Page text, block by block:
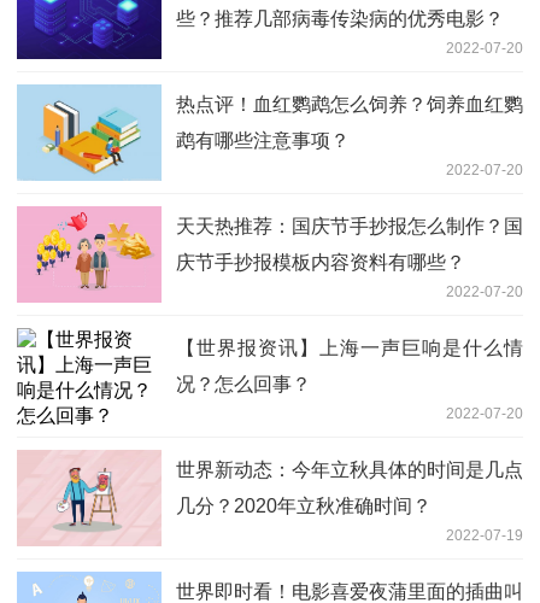
些？推荐几部病毒传染病的优秀电影？
2022-07-20
热点评！血红鹦鹉怎么饲养？饲养血红鹦
鹉有哪些注意事项？
2022-07-20
天天热推荐：国庆节手抄报怎么制作？国
庆节手抄报模板内容资料有哪些？
2022-07-20
【世界报资讯】上海一声巨响是什么情
况？怎么回事？
2022-07-20
世界新动态：今年立秋具体的时间是几点
几分？2020年立秋准确时间？
2022-07-19
世界即时看！电影喜爱夜蒲里面的插曲叫